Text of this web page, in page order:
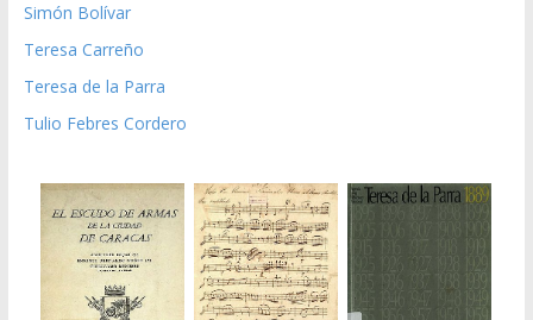
Simón Bolívar
Teresa Carreño
Teresa de la Parra
Tulio Febres Cordero